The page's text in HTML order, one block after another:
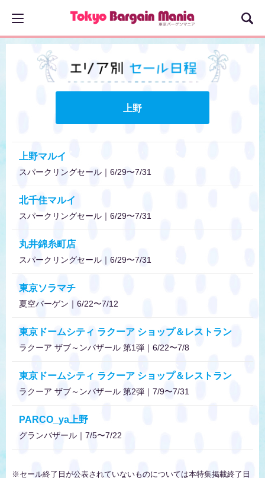
上野
上野マルイ
スパークリングセール｜6/29〜7/31
北千住マルイ
スパークリングセール｜6/29〜7/31
丸井錦糸町店
スパークリングセール｜6/29〜7/31
東京ソラマチ
夏空バーゲン｜6/22〜7/12
東京ドームシティ ラクーア ショップ＆レストラン
ラクーア ザブ～ンバザール 第1弾｜6/22〜7/8
東京ドームシティ ラクーア ショップ＆レストラン
ラクーア ザブ～ンバザール 第2弾｜7/9〜7/31
PARCO_ya上野
グランバザール｜7/5〜7/22
※セール終了日が公表されていないものについては本特集掲載終了日